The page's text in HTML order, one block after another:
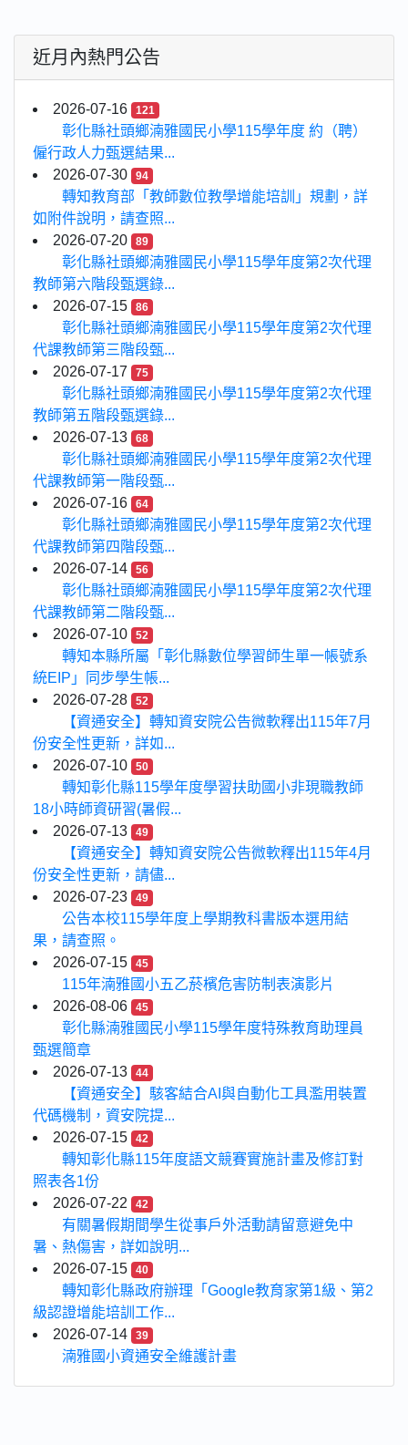
近月內熱門公告
2026-07-16 121
彰化縣社頭鄉湳雅國民小學115學年度 約（聘）
僱行政人力甄選結果...
2026-07-30
94
轉知教育部「教師數位教學增能培訓」規劃，詳
如附件說明，請查照...
2026-07-20
89
彰化縣社頭鄉湳雅國民小學115學年度第2次代理
教師第六階段甄選錄...
2026-07-15
86
彰化縣社頭鄉湳雅國民小學115學年度第2次代理
代課教師第三階段甄...
2026-07-17
75
彰化縣社頭鄉湳雅國民小學115學年度第2次代理
教師第五階段甄選錄...
2026-07-13
68
彰化縣社頭鄉湳雅國民小學115學年度第2次代理
代課教師第一階段甄...
2026-07-16
64
彰化縣社頭鄉湳雅國民小學115學年度第2次代理
代課教師第四階段甄...
2026-07-14
56
彰化縣社頭鄉湳雅國民小學115學年度第2次代理
代課教師第二階段甄...
2026-07-10
52
轉知本縣所屬「彰化縣數位學習師生單一帳號系
統EIP」同步學生帳...
2026-07-28
52
【資通安全】轉知資安院公告微軟釋出115年7月
份安全性更新，詳如...
2026-07-10
50
轉知彰化縣115學年度學習扶助國小非現職教師
18小時師資研習(暑假...
2026-07-13
49
【資通安全】轉知資安院公告微軟釋出115年4月
份安全性更新，請儘...
2026-07-23
49
公告本校115學年度上學期教科書版本選用結
果，請查照。
2026-07-15
45
115年湳雅國小五乙菸檳危害防制表演影片
2026-08-06
45
彰化縣湳雅國民小學115學年度特殊教育助理員
甄選簡章
2026-07-13
44
【資通安全】駭客結合AI與自動化工具濫用裝置
代碼機制，資安院提...
2026-07-15
42
轉知彰化縣115年度語文競賽實施計畫及修訂對
照表各1份
2026-07-22
42
有關暑假期間學生從事戶外活動請留意避免中
暑、熱傷害，詳如說明...
2026-07-15
40
轉知彰化縣政府辦理「Google教育家第1級、第2
級認證增能培訓工作...
2026-07-14
39
湳雅國小資通安全維護計畫